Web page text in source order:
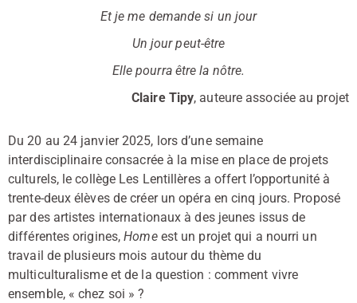
Et je me demande si un jour
Un jour peut-être
Elle pourra être la nôtre.
Claire Tipy, auteure associée au projet
Du 20 au 24 janvier 2025, lors d’une semaine
interdisciplinaire consacrée à la mise en place de projets
culturels, le collège Les Lentillères a offert l’opportunité à
trente-deux élèves de créer un opéra en cinq jours. Proposé
par des artistes internationaux à des jeunes issus de
différentes origines,Homeest un projet qui a nourri un
travail de plusieurs mois autour du thème du
multiculturalisme et de la question : comment vivre
ensemble, « chez soi » ?